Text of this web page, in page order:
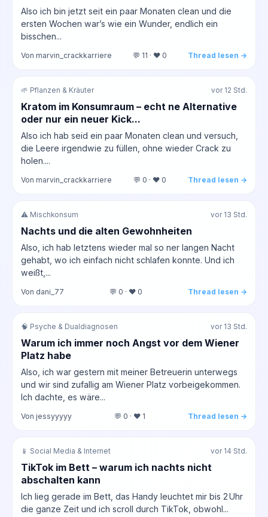
Also ich bin jetzt seit ein paar Monaten clean und die
ersten Wochen war’s wie ein Wunder, endlich ein
bisschen...
Von marvin_crackkarriere 💬 11 · ❤️ 0 Thread lesen →
🌱 Pflanzen & Kräuter vor 12 Std.
Kratom im Konsumraum – echt ne Alternative
oder nur ein neuer Kick...
Also ich hab seid ein paar Monaten clean und versuch,
die Leere irgendwie zu füllen, ohne wieder Crack zu
holen....
Von marvin_crackkarriere 💬 0 · ❤️ 0 Thread lesen →
⚠️ Mischkonsum vor 13 Std.
Nachts und die alten Gewohnheiten
Also, ich hab letztens wieder mal so ner langen Nacht
gehabt, wo ich einfach nicht schlafen konnte. Und ich
weißt,...
Von dani_77 💬 0 · ❤️ 0 Thread lesen →
🧠 Psyche & Dualdiagnosen vor 13 Std.
Warum ich immer noch Angst vor dem Wiener
Platz habe
Also, ich war gestern mit meiner Betreuerin unterwegs
und wir sind zufallig am Wiener Platz vorbeigekommen.
Ich dachte, es wäre...
Von jessyyyyy 💬 0 · ❤️ 1 Thread lesen →
📱 Social Media & Internet vor 14 Std.
TikTok im Bett – warum ich nachts nicht
abschalten kann
Ich lieg gerade im Bett, das Handy leuchtet mir bis 2 Uhr
die ganze Zeit und ich scroll durch TikTok, obwohl...